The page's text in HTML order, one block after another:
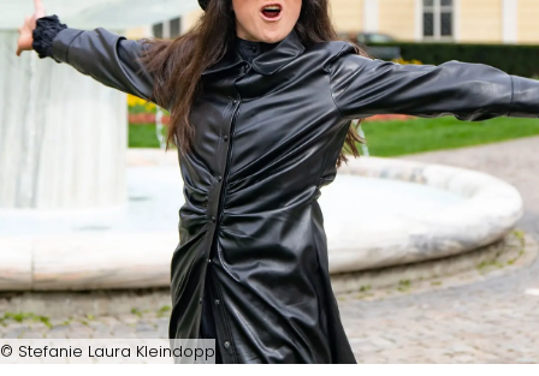
Projekte
About
Tickets
© Stefanie Laura Kleindopp